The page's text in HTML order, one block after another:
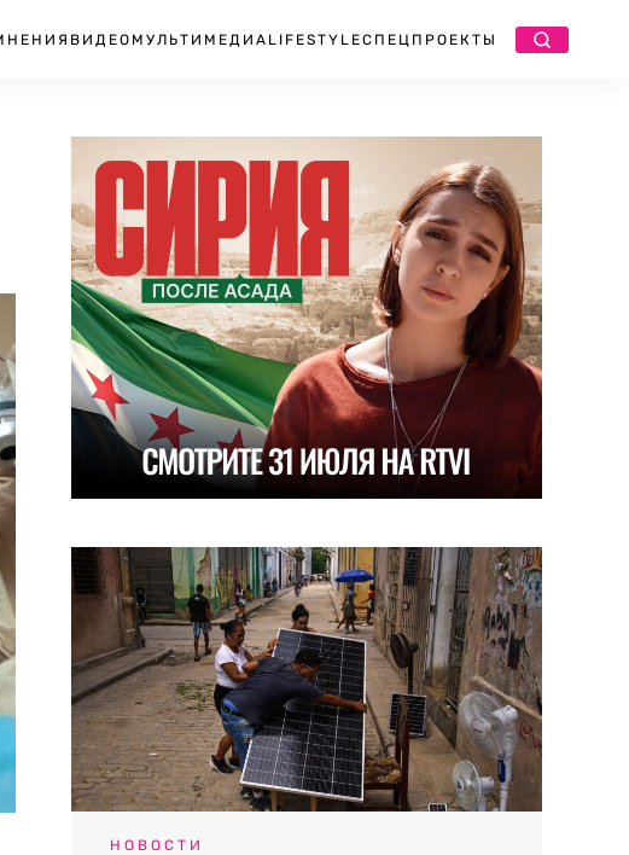
ВИДЕО МУЛЬТИМЕДИА LIFESTYLEСПЕЦПРОЕКТЫ
НОВОСТИ